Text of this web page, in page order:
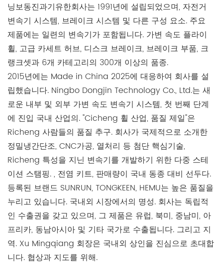
닝보동진과기유한회사는 1991년에 설립되었으며, 자전거
변속기 시스템, 브레이크 시스템 및 다른 구성 요소. 주요
제품에는 일련의 변속기가 포함됩니다. 가변 속도 플라이
휠, 고급 카세트 허브, 디스크 브레이크, 브레이크 부품, 크
랭크셋과 6개 카테고리의 300개 이상의 품종.
2015년에는 Made in China 2025에 대응하여 회사를 설
립했습니다. Ningbo Dongjin Technology Co., Ltd.는 새
로운 내부 및 외부 가변 속도 변속기 시스템, 첫 번째 단계
에 진입 국내 산업의. "Cicheng 휠 산업, 품질 제일"은
Richeng 사람들의 품질 추구. 회사가 국제적으로 소개한
정밀냉간단조, CNC가공, 열처리 등 첨단 핵심기술,
Richeng 특성을 지닌 변속기를 개발하기 위한 다중 스테
이션 스탬핑. , 전염 키트, 판매량이 국내 동종 대비 선두다.
등록된 브랜드 SUNRUN, TONGKEEN, HEMU는 높은 품질을
누리고 있습니다. 국내외 시장에서의 명성. 회사는 독립적
인 수출권을 갖고 있으며, 그 제품은 유럽, 북미, 중남미, 아
프리카, 동남아시아 및 기타 국가로 수출됩니다. 그리고 지
역. Xu Mingqiang 회장은 국내외 상인을 진심으로 초대합
니다. 협상과 지도를 위해.